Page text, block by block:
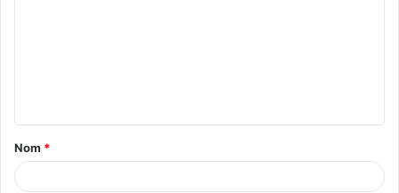
Nom *